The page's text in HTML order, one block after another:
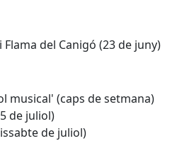
Flama del Canigó (23 de juny)
musical' (caps de setmana)
de juliol)
de juliol)